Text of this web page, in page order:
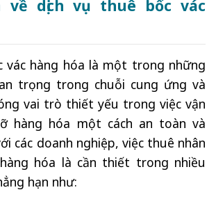
về dịch vụ thuê bốc vác
vác hàng hóa là một trong những
trọng trong chuỗi cung ứng và
vai trò thiết yếu trong việc vận
hàng hóa một cách an toàn và
các doanh nghiệp, việc thuê nhân
hóa là cần thiết trong nhiều
hạn như: